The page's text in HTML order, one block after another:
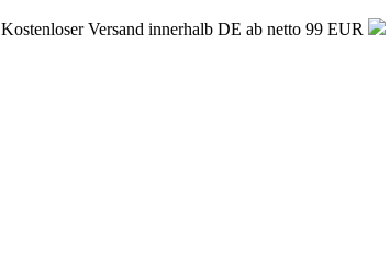
Kostenloser Versand innerhalb DE ab netto 99 EUR